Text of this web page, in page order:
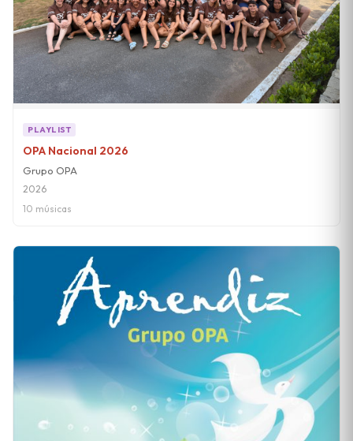
PLAYLIST
OPA Nacional 2026
Grupo OPA
2026
10 músicas